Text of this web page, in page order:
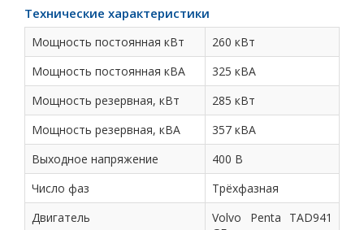
Технические характеристики
Мощность постоянная кВт
260 кВт
Мощность постоянная кВА
325 кВА
Мощность резервная, кВт
285 кВт
Мощность резервная, кВА
357 кВА
Выходное напряжение
400 В
Число фаз
Трёхфазная
Двигатель
Volvo Penta TAD941